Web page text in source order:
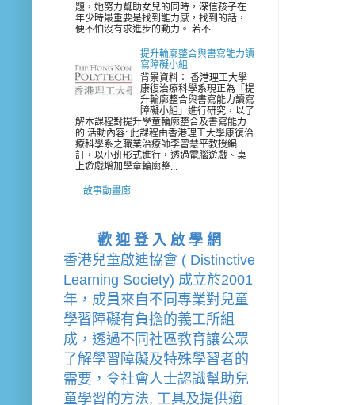
題，她努力幫助女兒的同時，深信孩子在
年少時最重要是找到能力感，找到的話，
便不怕沒有求進步的動力。 若不...
提升輪廓整合與書寫能力讀
寫障礙小組
背景資料： 香港理工大學
康復治療科學系現正為「提
升輪廓整合與書寫能力讀寫
障礙小組」進行研究，以了
解本課程對提升學童輪廓整合及書寫能力
的 活動內容: 此課程由香港理工大學康復治
療科學系之職業治療師李曾慧平教授編
訂，以小班形式進行，透過電腦遊戲、桌
上遊戲增加學童輪廓整...
故事動畫廊
歡 迎 登 入 啟 學 網
香港兒童啟迪協會 ( Distinctive
Learning Society) 成立於2001
年，成員來自不同專業對兒童
學習障礙有負擔的義工所組
成，透過不同社區教育讓公眾
了解學習障礙及特殊學習者的
需要，令社會人士認識幫助兒
童學習的方法, 工具及提供適